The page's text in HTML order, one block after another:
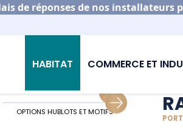
de réponses de nos
HABITAT COMMERCE ET
de garage Rainure haute
OPTIONS HUBLOTS ET MOTIFS